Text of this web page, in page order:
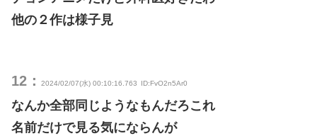
他の２作は様子見
12： 2024/02/07(水) 00:10:16.763 ID:FvO2n5Ar0
なんか全部同じようなもんだろこれ
名前だけで見る気にならんが